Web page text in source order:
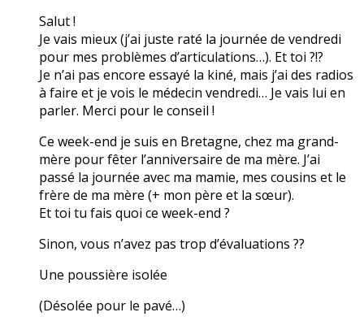
Salut !
Je vais mieux (j’ai juste raté la journée de vendredi
pour mes problèmes d’articulations…). Et toi ?!?
Je n’ai pas encore essayé la kiné, mais j’ai des radios
à faire et je vois le médecin vendredi… Je vais lui en
parler. Merci pour le conseil !
Ce week-end je suis en Bretagne, chez ma grand-
mère pour fêter l’anniversaire de ma mère. J’ai
passé la journée avec ma mamie, mes cousins et le
frère de ma mère (+ mon père et la sœur).
Et toi tu fais quoi ce week-end ?
Sinon, vous n’avez pas trop d’évaluations ??
Une poussière isolée
(Désolée pour le pavé…)